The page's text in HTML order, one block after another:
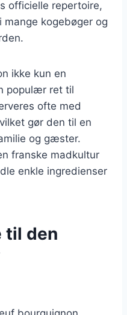
officielle repertoire,
kogebøger og
ikke kun en
populær ret til
ofte med
gør den til en
og gæster.
franske madkultur
enkle ingredienser
til den